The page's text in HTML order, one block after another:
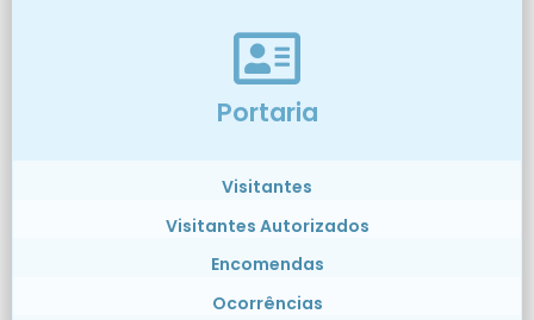
Portaria
Visitantes
Visitantes Autorizados
Encomendas
Ocorrências